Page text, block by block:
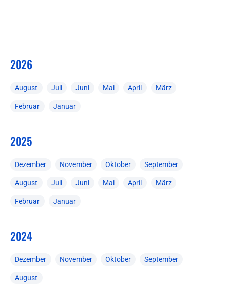
2026
August Juli Juni Mai April März
Februar Januar
2025
Dezember November Oktober September
August Juli Juni Mai April März
Februar Januar
2024
Dezember November Oktober September
August